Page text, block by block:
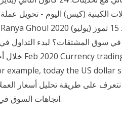
الكينية (كيس) اليوم - تحويل
في سوق المشتقات؟ لبدء
today the US dollar
اتجاهات السوق في المستقبل من أجل اقتناص فرص التداول المناسبة.